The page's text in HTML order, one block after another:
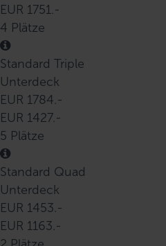
EUR 1751.-
4 Plätze
Standard Triple
Unterdeck
EUR 1784.-
EUR 1427.-
5 Plätze
Standard Quad
Unterdeck
EUR 1453.-
EUR 1163.-